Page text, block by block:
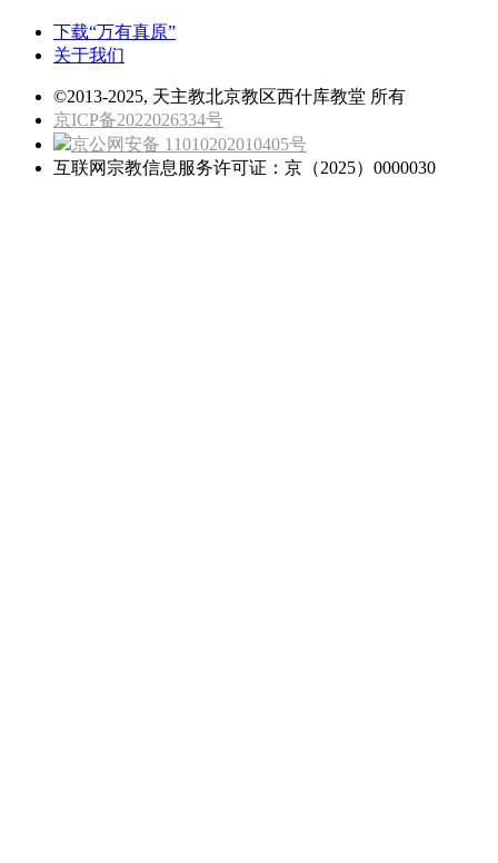
下载“万有真原”
关于我们
©2013-2025, 天主教北京教区西什库教堂 所有
京ICP备2022026334号
京公网安备 11010202010405号
互联网宗教信息服务许可证：京（2025）0000030